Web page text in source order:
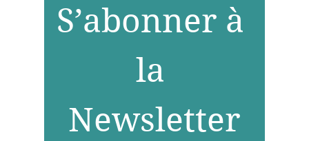
S’abonner à
la
S’abonner à
la